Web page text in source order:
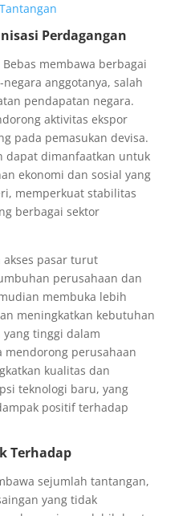
Perdagangan
membawa berbagai
anggotanya, salah
pendapatan negara.
aktivitas ekspor
pada pemasukan devisa.
dapat dimanfaatkan untuk
ekonomi dan sosial yang
memperkuat stabilitas
berbagai sektor
pasar turut
perusahaan dan
membuka lebih
meningkatkan kebutuhan
yang tinggi dalam
mendorong perusahaan
kualitas dan
teknologi baru, yang
positif terhadap
Terhadap
sejumlah tantangan,
yang tidak